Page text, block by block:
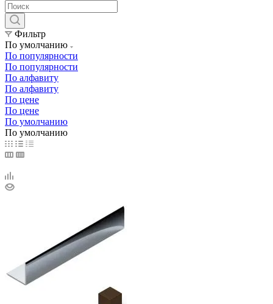
Фильтр
По умолчанию
По популярности
По популярности
По алфавиту
По алфавиту
По цене
По цене
По умолчанию
По умолчанию